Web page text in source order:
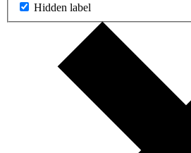
Hidden label
Ďalšie výsledky...